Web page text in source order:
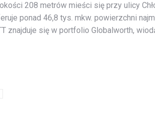
208 metrów mieści się przy ulicy
ponad 46,8 tys. mkw. powierzchni
znajduje się w portfolio Globalworth,